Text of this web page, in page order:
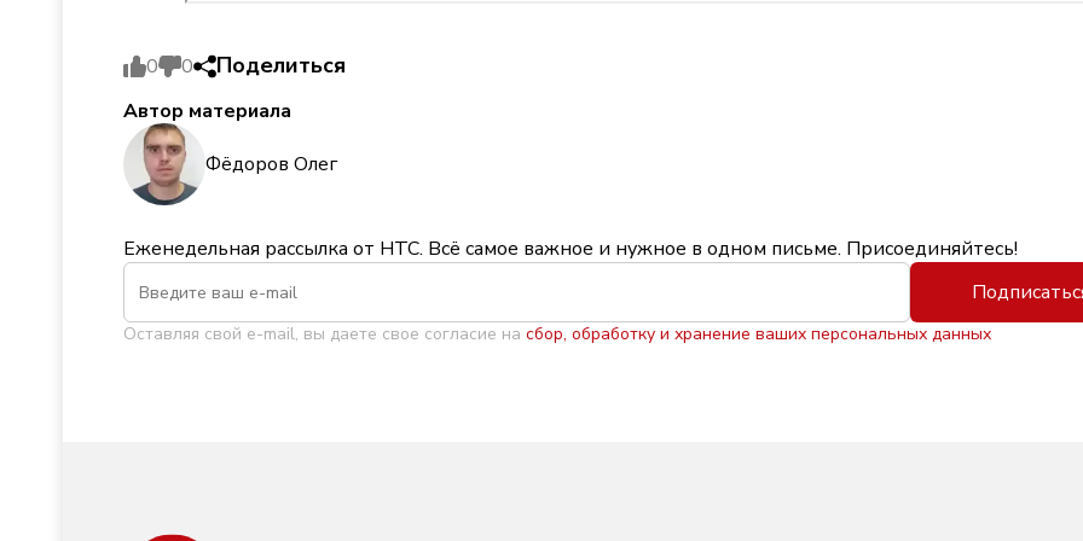
0 0 Поделиться
Автор материала
Фёдоров Олег
Еженедельная рассылка от НТС. Всё самое важное и нужное в одном письме. Присоединяйтесь!
Оставляя свой e-mail, вы даете свое согласие на сбор, обработку и хранение ваших персональных данных